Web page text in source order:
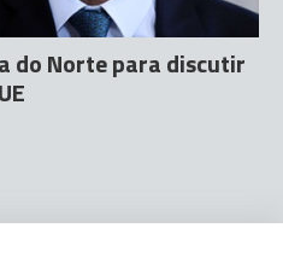
do Norte para discutir